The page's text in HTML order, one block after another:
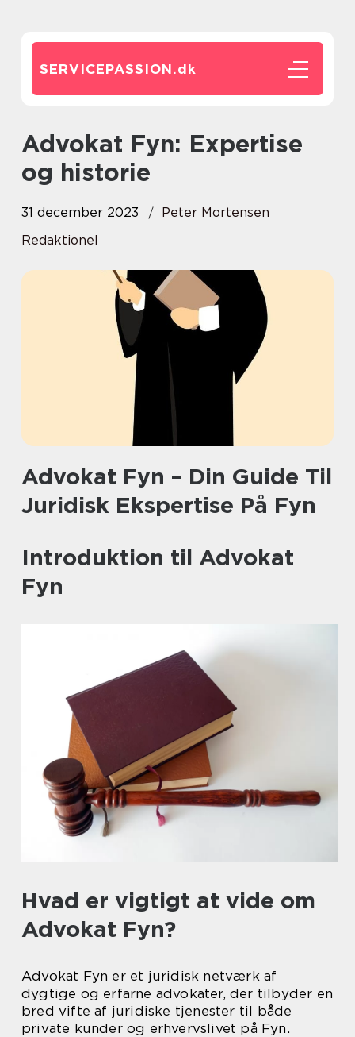
SERVICEPASSION.dk
Advokat Fyn: Expertise
og historie
31 december 2023
Peter Mortensen
Redaktionel
Advokat Fyn – Din Guide Til
Juridisk Ekspertise På Fyn
Introduktion til Advokat
Fyn
Hvad er vigtigt at vide om
Advokat Fyn?
Advokat Fyn er et juridisk netværk af
dygtige og erfarne advokater, der tilbyder en
bred vifte af juridiske tjenester til både
private kunder og erhvervslivet på Fyn.